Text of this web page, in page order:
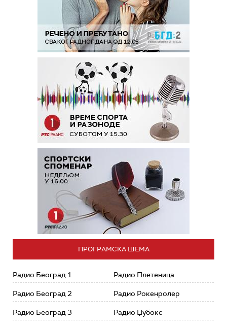
ПРОГРАМСКА ШЕМА
Радио Београд 1
Радио Београд 2
Радио Београд 3
Радио Плетеница
Радио Рокенролер
Радио Џубокс